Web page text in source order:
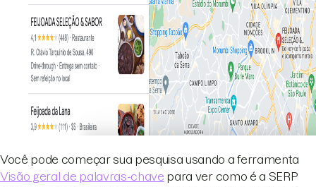
Você pode começar sua pesquisa usando a ferramenta
Visão geral de palavras-chave para ver como é a SERP